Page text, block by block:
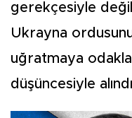
gerekçesiyle
Ukrayna
uğratmaya
düşüncesiyle